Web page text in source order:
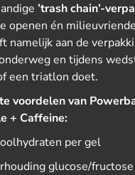
’trash chain’-
openen én
namelijk aan de
en tijdens
een triatlon doet.
voordelen van
+ Caffeine:
per gel
glucose/